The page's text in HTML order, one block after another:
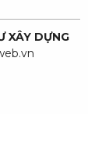
XÂY DỰNG